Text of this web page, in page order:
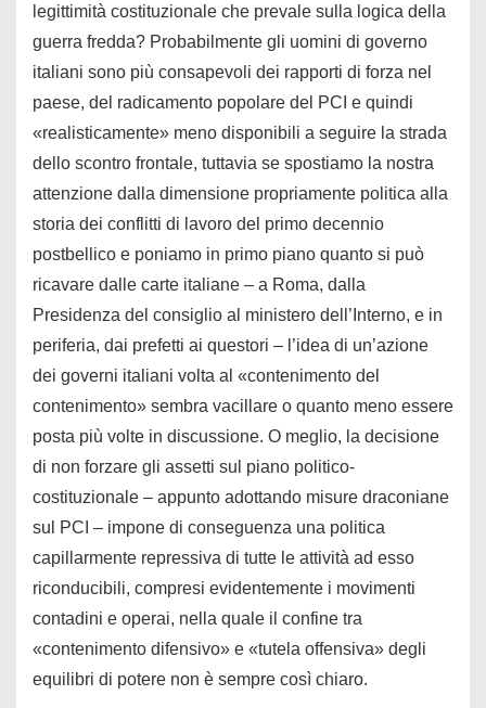
legittimità costituzionale che prevale sulla logica della
guerra fredda? Probabilmente gli uomini di governo
italiani sono più consapevoli dei rapporti di forza nel
paese, del radicamento popolare del PCI e quindi
«realisticamente» meno disponibili a seguire la strada
dello scontro frontale, tuttavia se spostiamo la nostra
attenzione dalla dimensione propriamente politica alla
storia dei conflitti di lavoro del primo decennio
postbellico e poniamo in primo piano quanto si può
ricavare dalle carte italiane – a Roma, dalla
Presidenza del consiglio al ministero dell’Interno, e in
periferia, dai prefetti ai questori – l’idea di un’azione
dei governi italiani volta al «contenimento del
contenimento» sembra vacillare o quanto meno essere
posta più volte in discussione. O meglio, la decisione
di non forzare gli assetti sul piano politico-
costituzionale – appunto adottando misure draconiane
sul PCI – impone di conseguenza una politica
capillarmente repressiva di tutte le attività ad esso
riconducibili, compresi evidentemente i movimenti
contadini e operai, nella quale il confine tra
«contenimento difensivo» e «tutela offensiva» degli
equilibri di potere non è sempre così chiaro.